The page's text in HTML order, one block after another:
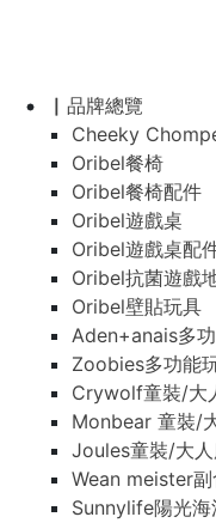
▏品牌總覽
Cheeky
Oribel餐椅
Oribel餐椅配件
Oribel遊戲桌
Oribel遊戲桌配
Oribel抗菌遊戲
Oribel壁貼玩具
Aden+anais多
Zoobies多功能
Crywolf童裝/大
Monbear 童裝/
Joules童裝/大
Wean meister
Sunnylife陽光海